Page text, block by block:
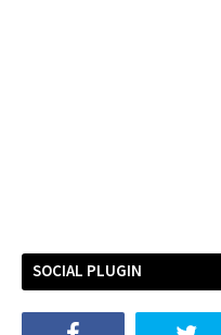
SOCIAL PLUGIN